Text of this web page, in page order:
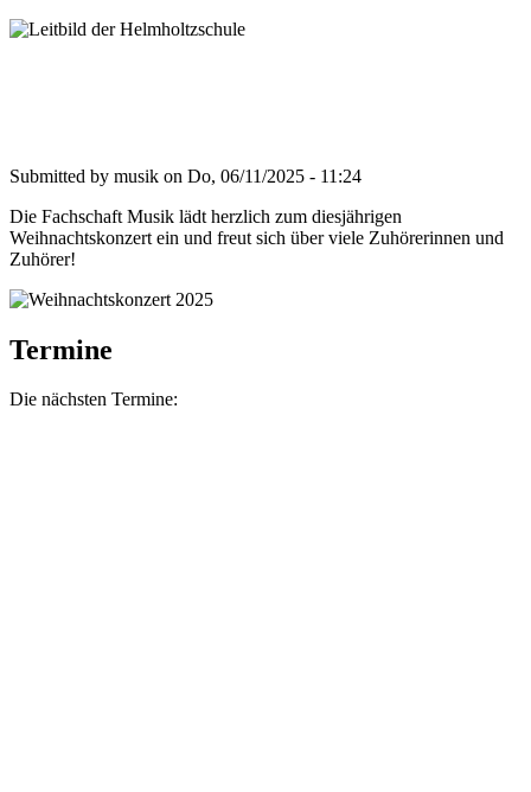
Submitted by musik on Do, 06/11/2025 - 11:24
Die Fachschaft Musik lädt herzlich zum diesjährigen
Weihnachtskonzert ein und freut sich über viele Zuhörerinnen und
Zuhörer!
Termine
Die nächsten Termine: